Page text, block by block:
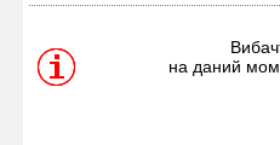
на даний